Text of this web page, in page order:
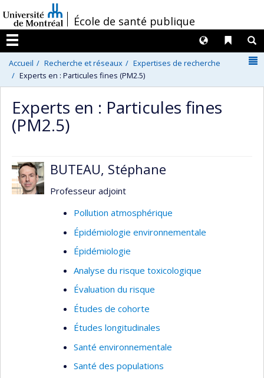
au
contenu
/École de santé publique
Menu
Liens
Langues
Accueil Recherche et réseaux
Expertises de recherche
Experts en : Particules fines (PM2.5)
Experts en : Particules fines
(PM2.5)
BUTEAU, Stéphane
Professeur adjoint
Pollution atmosphérique
Épidémiologie environnementale
Épidémiologie
Analyse du risque toxicologique
Évaluation du risque
Études de cohorte
Études longitudinales
Santé environnementale
Santé des populations